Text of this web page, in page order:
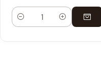
Cantidad